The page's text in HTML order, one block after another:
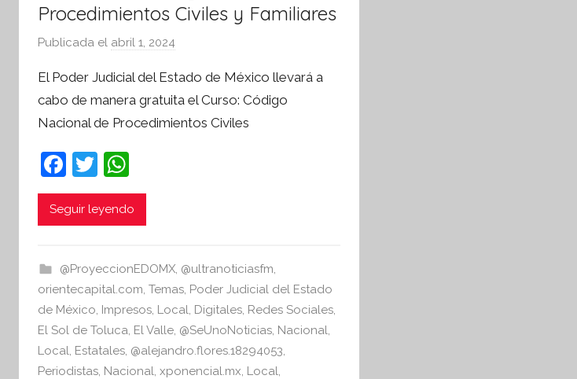
Procedimientos Civiles y Familiares
Publicada el abril 1, 2024
r
S
í
n
f
o
r
m
El Poder Judicial del Estado de México llevará a
cabo de manera gratuita el Curso: Código
Nacional de Procedimientos Civiles
F
a
c
b
o
o
k
T
w
itt
h
at
A
p
p
Seguir leyendo
@ProyeccionEDOMX, @ultranoticiasfm
orientecapital.com Temas Poder Judicial del Estado
de México Impresos Local Digitales Redes Sociales
El Sol de Toluca El Valle @SeUnoNoticias Nacional
Local Estatales @alejandro.flores.18294053
Periodistas Nacional xponencial.mx Local